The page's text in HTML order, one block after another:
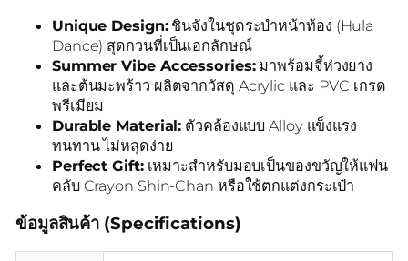
Unique Design:ชินจังในชุดระบำหน้าท้อง (Hula
Dance) สุดกวนที่เป็นเอกลักษณ์
Summer Vibe Accessories:มาพร้อมจี้ห่วงยาง
และต้นมะพร้าว ผลิตจากวัสดุ Acrylic และ PVC เกรด
พรีเมียม
Durable Material: ตัวคล้องแบบ Alloy แข็งแรง
ทนทาน ไม่หลุดง่าย
Perfect Gift:เหมาะสำหรับมอบเป็นของขวัญให้แฟน
คลับ Crayon Shin-Chan หรือใช้ตกแต่งกระเป๋า
ข้อมูลสินค้า (Specifications)